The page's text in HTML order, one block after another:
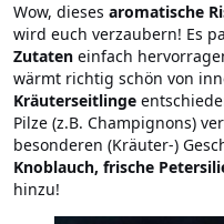
Wow, dieses aromatische
wird euch verzaubern! Es
Zutaten einfach
wärmt richtig schön von
Kräuterseitlinge
Pilze (z.B. Champignons)
besonderen (Kräuter-)
Knoblauch, frische
hinzu!